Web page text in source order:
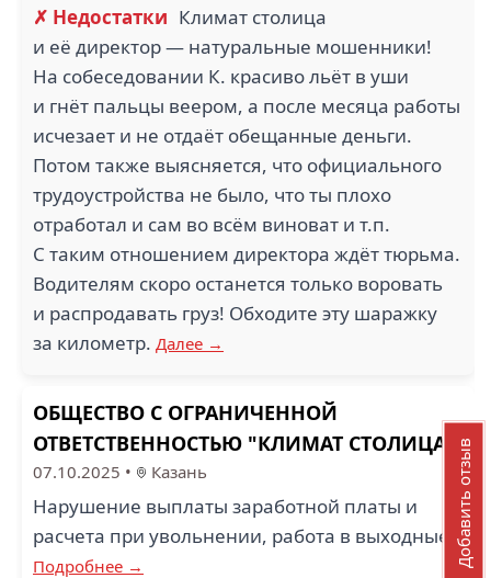
✗ Недостатки Климат столица
и её директор — натуральные мошенники!
На собеседовании К. красиво льёт в уши
и гнёт пальцы веером, а после месяца работы
исчезает и не отдаёт обещанные деньги.
Потом также выясняется, что официального
трудоустройства не было, что ты плохо
отработал и сам во всём виноват и т.п.
С таким отношением директора ждёт тюрьма.
Водителям скоро останется только воровать
и распродавать груз! Обходите эту шаражку
за километр. Далее →
ОБЩЕСТВО С ОГРАНИЧЕННОЙ
ОТВЕТСТВЕННОСТЬЮ "КЛИМАТ СТОЛИЦА"
07.10.2025 • Казань
Нарушение выплаты заработной платы и
расчета при увольнении, работа в выходные.
Подробнее → Добавить отзыв